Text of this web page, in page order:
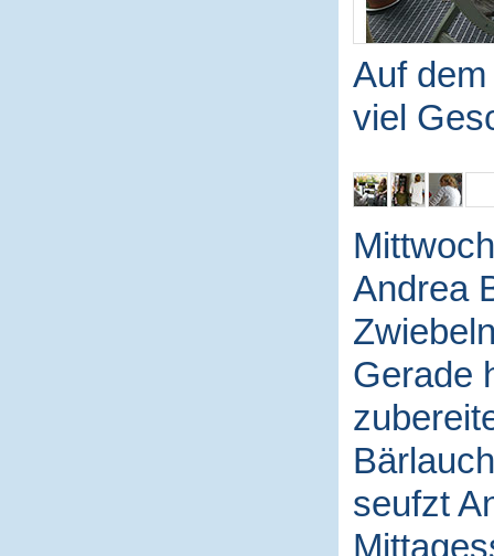
Auf
viel
Andrea
Gerade
seufzt